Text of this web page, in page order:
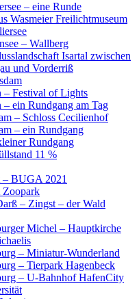
– eine Runde
Wasmeier Freilichtmuseum
– Wallberg
Isartal zwischen
und Vorderriß
– Festival of Lights
– ein Rundgang am Tag
– Schloss Cecilienhof
– ein Rundgang
Rundgang
11 %
– BUGA 2021
Zoopark
– Zingst – der Wald
Michel – Hauptkirche
– Miniatur-Wunderland
– Tierpark Hagenbeck
– U-Bahnhof HafenCity